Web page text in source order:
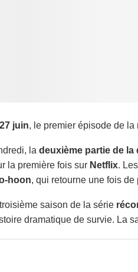
juin, le premier épisode de
la deuxième partie de la
la première fois sur Netflix.
hoon, qui retourne une fois de
saison de la série
dramatique de survie. La